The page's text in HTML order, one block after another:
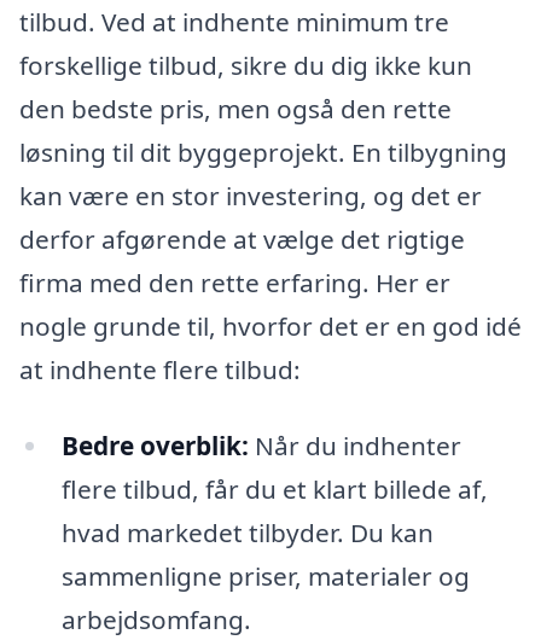
tilbud. Ved at indhente minimum tre
forskellige tilbud, sikre du dig ikke kun
den bedste pris, men også den rette
løsning til dit byggeprojekt. En tilbygning
kan være en stor investering, og det er
derfor afgørende at vælge det rigtige
firma med den rette erfaring. Her er
nogle grunde til, hvorfor det er en god idé
at indhente flere tilbud:
Bedre overblik: Når du indhenter
flere tilbud, får du et klart billede af,
hvad markedet tilbyder. Du kan
sammenligne priser, materialer og
arbejdsomfang.